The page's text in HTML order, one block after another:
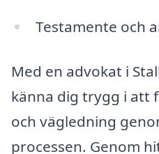
Testamente och
Med en advokat i
känna dig trygg i att
och vägledning
processen. Genom